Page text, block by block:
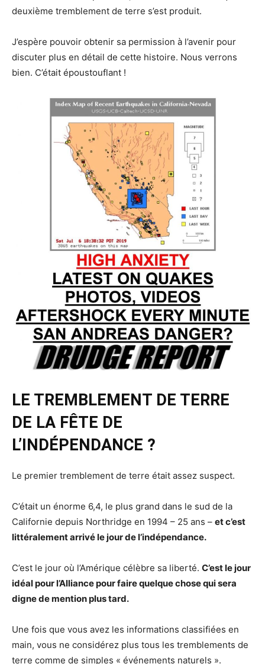
deuxième tremblement de terre s’est produit.
J’espère pouvoir obtenir sa permission à l’avenir pour
discuter plus en détail de cette histoire. Nous verrons
bien. C’était époustouflant !
LE TREMBLEMENT DE TERRE
DE LA FÊTE DE
L’INDÉPENDANCE ?
Le premier tremblement de terre était assez suspect.
C’était un énorme 6,4, le plus grand dans le sud de la
Californie depuis Northridge en 1994 – 25 ans – et c’est
littéralement arrivé le jour de l’indépendance.
C’est le jour où l’Amérique célèbre sa liberté. C’est le jour
idéal pour l’Alliance pour faire quelque chose qui sera
digne de mention plus tard.
Une fois que vous avez les informations classifiées en
main, vous ne considérez plus tous les tremblements de
terre comme de simples « événements naturels ».